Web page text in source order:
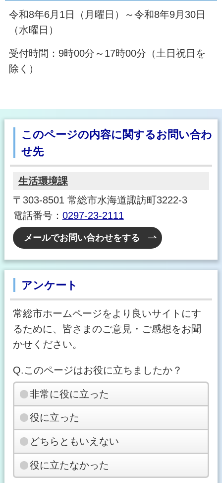
令和8年6月1日（月曜日）～令和8年9月30日
（水曜日）
受付時間：9時00分～17時00分（土日祝日を
除く）
このページの内容に関するお問い合わ
せ先
生活環境課
〒303-8501 常総市水海道諏訪町3222-3
電話番号： 0297-23-2111
メールでお問い合わせをする
アンケート
常総市ホームページをより良いサイトにす
るために、皆さまのご意見・ご感想をお聞
かせください。
Q.このページはお役に立ちましたか？
非常に役に立った
役に立った
どちらともいえない
役に立たなかった